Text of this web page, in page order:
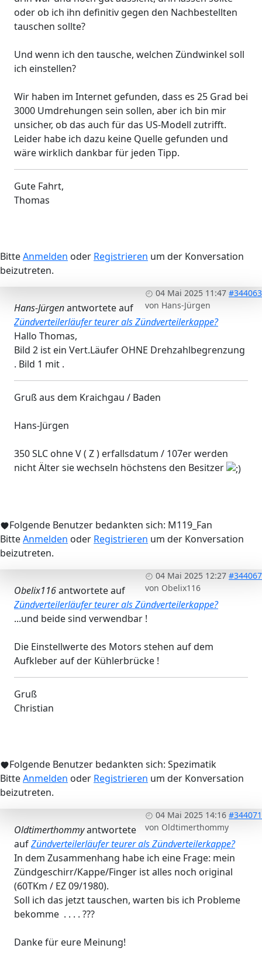
oder ob ich ihn definitiv gegen den Nachbestellten
tauschen sollte?
Und wenn ich den tausche, welchen Zündwinkel soll
ich einstellen?
Wir haben im Internet gefunden, dass es 25 Grad bei
3000 Umdrehungen sein sollen, aber ich bin mir
unsicher, ob das auch für das US-Modell zutrifft.
Leider habe ich dazu keine Quelle gefunden und
wäre wirklich dankbar für jeden Tipp.
Gute Fahrt,
Thomas
BitteAnmelden oder Registrieren um der Konversation
beizutreten.
04 Mai 2025 11:47 #344063
von Hans-Jürgen
Hans-Jürgenantwortete auf
Zündverteilerläufer teurer als Zündverteilerkappe?
Hallo Thomas,
Bild 2 ist ein Vert.Läufer OHNE Drehzahlbegrenzung
. Bild 1 mit .
Gruß aus dem Kraichgau / Baden
Hans-Jürgen
350 SLC ohne V ( Z ) erfallsdatum / 107er werden
nicht Älter sie wechseln höchstens den Besitzer
Folgende Benutzer bedankten sich: M119_Fan
BitteAnmelden oder Registrieren um der Konversation
beizutreten.
04 Mai 2025 12:27 #344067
von Obelix116
Obelix116antwortete auf
Zündverteilerläufer teurer als Zündverteilerkappe?
...und beide sind verwendbar !
Die Einstellwerte des Motors stehen auf dem
Aufkleber auf der Kühlerbrücke !
Gruß
Christian
Folgende Benutzer bedankten sich: Spezimatik
BitteAnmelden oder Registrieren um der Konversation
beizutreten.
04 Mai 2025 14:16 #344071
von Oldtimerthommy
Oldtimerthommyantwortete
aufZündverteilerläufer teurer als Zündverteilerkappe?
In dem Zusammenhang habe ich eine Frage: mein
Zündgeschirr/Kappe/Finger ist alles noch original
(60TKm / EZ 09/1980).
Soll ich das jetzt tauschen, warten bis ich Probleme
bekomme . . . . ???
Danke für eure Meinung!